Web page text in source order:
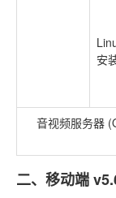
安
音视频服务器
二、移动端